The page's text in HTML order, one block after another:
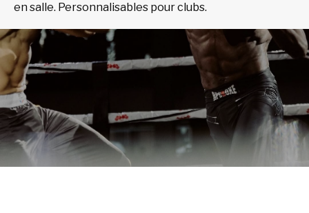
en salle. Personnalisables pour clubs.